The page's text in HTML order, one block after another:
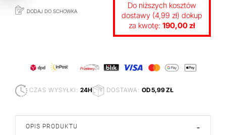
DODAJ DO SCHOWKA
Do niższych kosztów
dostawy (4,99 zł) dokup
za kwotę: 190,00 zł
CZAS WYSYŁKI: 24H DOSTAWA: OD 5,99 ZŁ
OPIS PRODUKTU -